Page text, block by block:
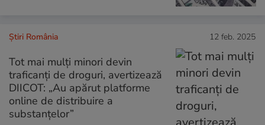
Știri România 12 feb. 2025
Tot mai mulți minori devin
traficanți de droguri, avertizează
DIICOT: „Au apărut platforme
online de distribuire a
substanțelor”